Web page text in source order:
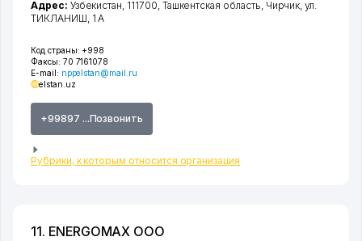
Код страны: +998
Факсы: 70 7161078
E-mail: nppelstan@mail.ru
elstan.uz
+99897 ...Позвонить
Рубрики, к которым относится организация
Адрес: Узбекистан, 111700, Ташкентская область Чирчик ,ул.
ТИКЛАНИШ , 1 А
11. ENERGOMAX ООО